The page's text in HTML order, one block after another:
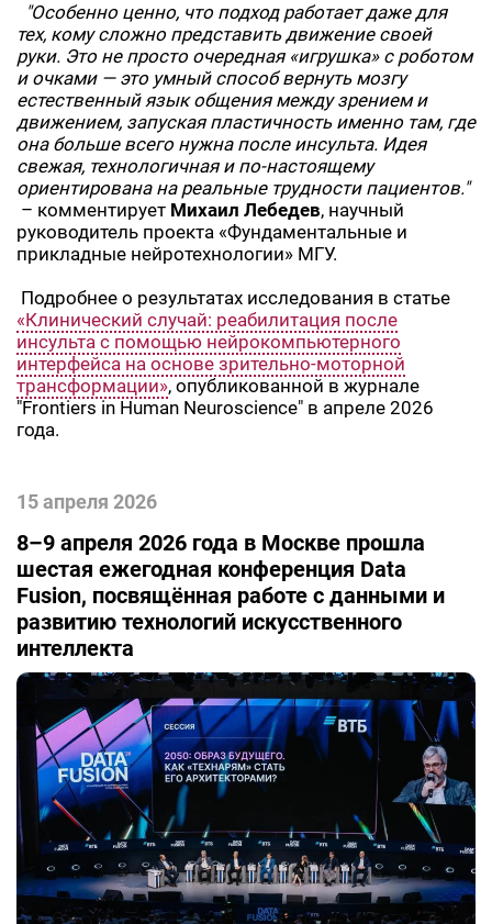
"Особенно ценно, что подход работает даже для
тех, кому сложно представить движение своей
руки. Это не просто очередная «игрушка» с роботом
и очками — это умный способ вернуть мозгу
естественный язык общения между зрением и
движением, запуская пластичность именно там, где
она больше всего нужна после инсульта. Идея
свежая, технологичная и по-настоящему
ориентирована на реальные трудности пациентов."
– комментирует Михаил Лебедев, научный
руководитель проекта «Фундаментальные и
прикладные нейротехнологии» МГУ.
Подробнее о результатах исследования в статье
«Клинический случай: реабилитация после
инсульта с помощью нейрокомпьютерного
интерфейса на основе зрительно-моторной
трансформации», опубликованной в журнале
"Frontiers in Human Neuroscience" в апреле 2026
года.
15 апреля 2026
8–9 апреля 2026 года в Москве прошла
шестая ежегодная конференция Data
Fusion, посвящённая работе с данными и
развитию технологий искусственного
интеллекта